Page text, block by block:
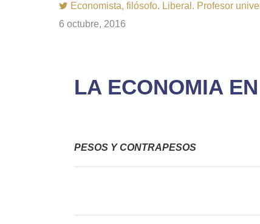
Economista, filósofo. Liberal. Profesor
6 octubre, 2016
LA ECONOMIA
PESOS Y CONTRAPESOS